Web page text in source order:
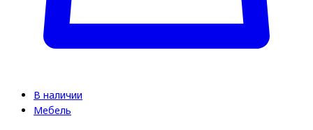
В наличии
Мебель